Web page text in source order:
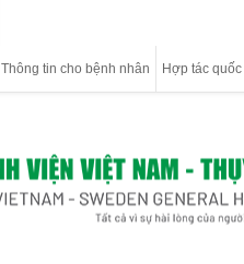
Thông tin cho bệnh nhân Hợp tác quốc